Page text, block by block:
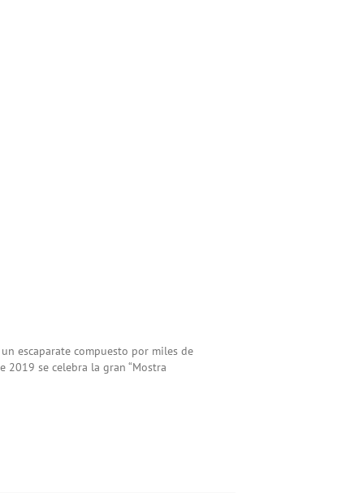
escaparate compuesto por miles de
2019 se celebra la gran “Mostra